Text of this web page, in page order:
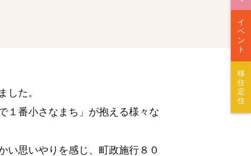
した。
１番小さなまち」が抱える様々な
い思いやりを感じ、町政施行８０
イ
ベ
ン
ト
移
住
定
住